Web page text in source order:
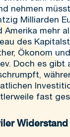
nehmen
Milliarden
Amerika mehr
des
Ökonom
Doch es
fast
Widerstand